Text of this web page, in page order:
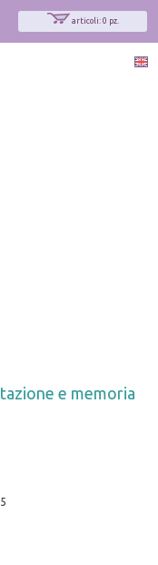
articoli: 0 pz.
e memoria